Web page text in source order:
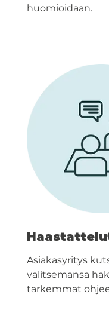
huomioidaan.
Asiakasyritys
valitsemansa
tarkemmat